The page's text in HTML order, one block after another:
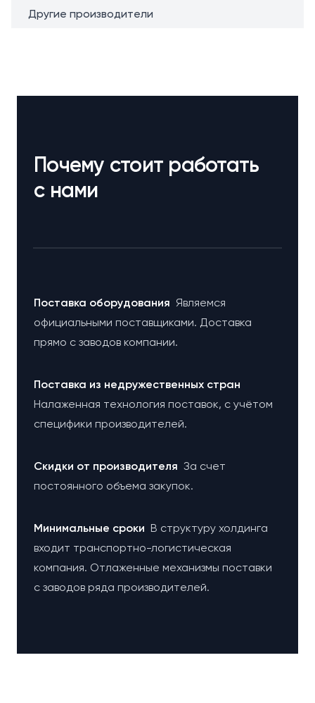
Другие производители
Почему стоит работать
с нами
Поставка оборудования Являемся
официальными поставщиками. Доставка
прямо с заводов компании.
Поставка из недружественных стран
Налаженная технология поставок, с учётом
специфики производителей.
Cкидки от производителя За счет
постоянного объема закупок.
Минимальные сроки В структуру холдинга
входит транспортно-логистическая
компания. Отлаженные механизмы поставки
с заводов ряда производителей.